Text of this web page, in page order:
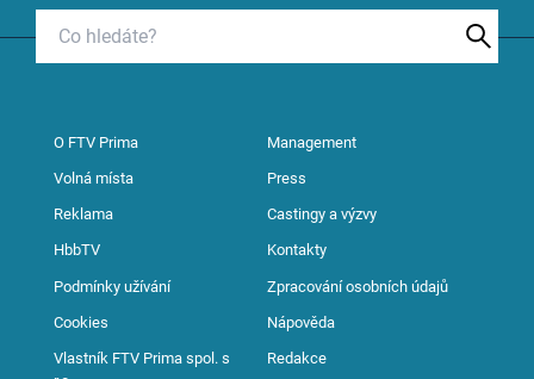
O FTV Prima Management
Volná místa Press
Reklama Castingy a výzvy
HbbTV Kontakty
Podmínky užívání Zpracování osobních údajů
Cookies Nápověda
Vlastník FTV Prima spol. s
Redakce